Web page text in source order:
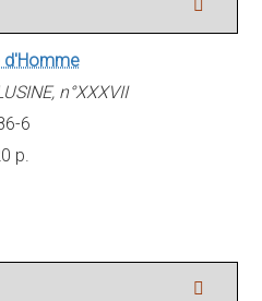
d'Homme
n°XXXVII
6
p.